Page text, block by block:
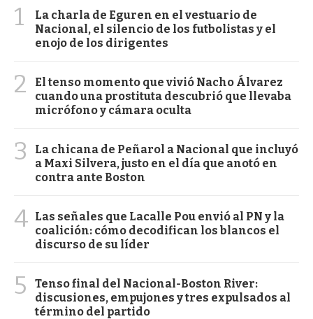
1
La charla de Eguren en el vestuario de
Nacional, el silencio de los futbolistas y el
enojo de los dirigentes
2
El tenso momento que vivió Nacho Álvarez
cuando una prostituta descubrió que llevaba
micrófono y cámara oculta
3
La chicana de Peñarol a Nacional que incluyó
a Maxi Silvera, justo en el día que anotó en
contra ante Boston
4 Las señales que Lacalle Pou envió al PN y la
coalición: cómo decodifican los blancos el
discurso de su líder
5
Tenso final del Nacional-Boston River:
discusiones, empujones y tres expulsados al
término del partido